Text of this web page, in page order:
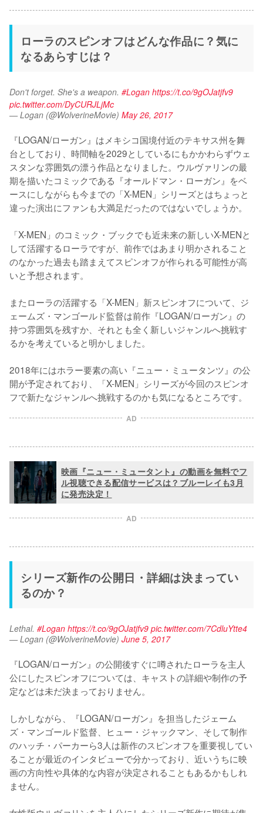
ローラのスピンオフはどんな作品に？気に
なるあらすじは？
Don't forget. She's a weapon. #Logan https://t.co/9gOJatjfv9
pic.twitter.com/DyCURJLjMc
— Logan (@WolverineMovie) May 26, 2017
『LOGAN/ローガン』はメキシコ国境付近のテキサス州を舞
台としており、時間軸を2029としているにもかかわらずウェ
スタンな雰囲気の漂う作品となりました。ウルヴァリンの最
期を描いたコミックである『オールドマン・ローガン』をベ
ースにしながらも今までの「X-MEN」シリーズとはちょっと
違った演出にファンも大満足だったのではないでしょうか。
「X-MEN」のコミック・ブックでも近未来の新しいX-MENと
して活躍するローラですが、前作ではあまり明かされること
のなかった過去も踏まえてスピンオフが作られる可能性が高
いと予想されます。
またローラの活躍する「X-MEN」新スピンオフについて、ジ
ェームズ・マンゴールド監督は前作『LOGAN/ローガン』の
持つ雰囲気を残すか、それとも全く新しいジャンルへ挑戦す
るかを考えていると明かしました。
2018年にはホラー要素の高い『ニュー・ミュータンツ』の公
開が予定されており、「X-MEN」シリーズが今回のスピンオ
フで新たなジャンルへ挑戦するのかも気になるところです。
AD
映画『ニュー・ミュータント』の動画を無料でフ
ル視聴できる配信サービスは？ブルーレイも3月
に発売決定！
AD
シリーズ新作の公開日・詳細は決まってい
るのか？
Lethal. #Logan https://t.co/9gOJatjfv9 pic.twitter.com/7CdluYtte4
— Logan (@WolverineMovie) June 5, 2017
『LOGAN/ローガン』の公開後すぐに噂されたローラを主人
公にしたスピンオフについては、キャストの詳細や制作の予
定などは未だ決まっておりません。
しかしながら、『LOGAN/ローガン』を担当したジェーム
ズ・マンゴールド監督、ヒュー・ジャックマン、そして制作
のハッチ・パーカーら3人は新作のスピンオフを重要視してい
ることが最近のインタビューで分かっており、近いうちに映
画の方向性や具体的な内容が決定されることもあるかもしれ
ません。